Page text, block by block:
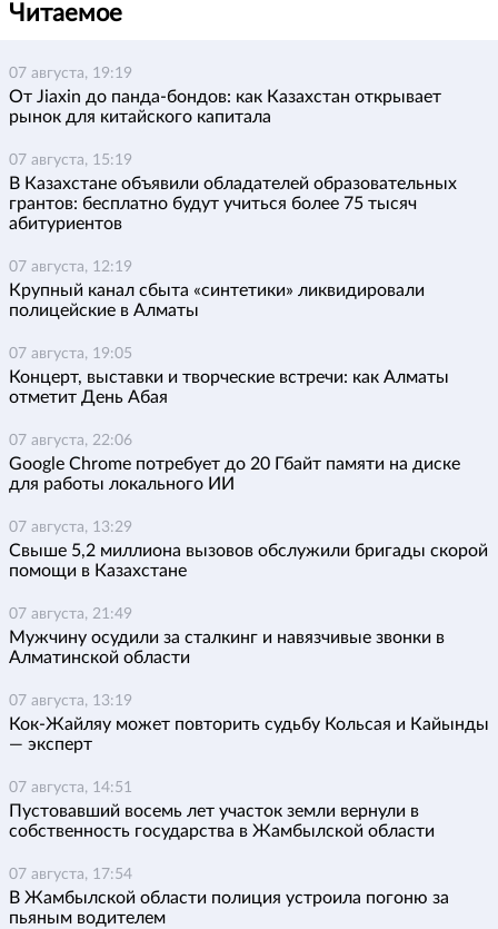
Читаемое
07 августа, 19:19
От Jiaxin до панда-бондов: как Казахстан открывает
рынок для китайского капитала
07 августа, 15:19
В Казахстане объявили обладателей образовательных
грантов: бесплатно будут учиться более 75 тысяч
абитуриентов
07 августа, 12:19
Крупный канал сбыта «синтетики» ликвидировали
полицейские в Алматы
07 августа, 19:05
Концерт, выставки и творческие встречи: как Алматы
отметит День Абая
07 августа, 22:06
Google Chrome потребует до 20 Гбайт памяти на диске
для работы локального ИИ
07 августа, 13:29
Свыше 5,2 миллиона вызовов обслужили бригады скорой
помощи в Казахстане
07 августа, 21:49
Мужчину осудили за сталкинг и навязчивые звонки в
Алматинской области
07 августа, 13:19
Кок-Жайляу может повторить судьбу Кольсая и Кайынды
— эксперт
07 августа, 14:51
Пустовавший восемь лет участок земли вернули в
собственность государства в Жамбылской области
07 августа, 17:54
В Жамбылской области полиция устроила погоню за
пьяным водителем